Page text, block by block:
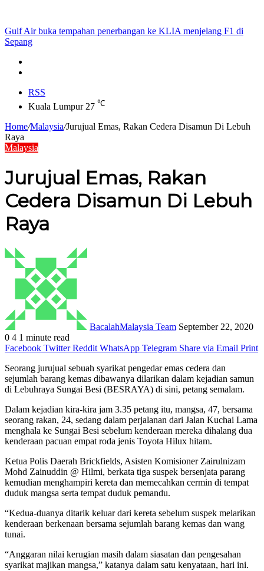
Gulf Air buka tempahan penerbangan ke KLIA menjelang F1 di
Sepang
RSS
Kuala Lumpur 27 ℃
Home/Malaysia/Jurujual Emas, Rakan Cedera Disamun Di Lebuh
Raya
Malaysia
Jurujual Emas, Rakan
Cedera Disamun Di Lebuh
Raya
BacalahMalaysia Team September 22, 2020
0 4 1 minute read
Facebook Twitter Reddit WhatsApp Telegram Share via Email Print
Seorang jurujual sebuah syarikat pengedar emas cedera dan
sejumlah barang kemas dibawanya dilarikan dalam kejadian samun
di Lebuhraya Sungai Besi (BESRAYA) di sini, petang semalam.
Dalam kejadian kira-kira jam 3.35 petang itu, mangsa, 47, bersama
seorang rakan, 24, sedang dalam perjalanan dari Jalan Kuchai Lama
menghala ke Sungai Besi sebelum kenderaan mereka dihalang dua
kenderaan pacuan empat roda jenis Toyota Hilux hitam.
Ketua Polis Daerah Brickfields, Asisten Komisioner Zairulnizam
Mohd Zainuddin @ Hilmi, berkata tiga suspek bersenjata parang
kemudian menghampiri kereta dan memecahkan cermin di tempat
duduk mangsa serta tempat duduk pemandu.
“Kedua-duanya ditarik keluar dari kereta sebelum suspek melarikan
kenderaan berkenaan bersama sejumlah barang kemas dan wang
tunai.
“Anggaran nilai kerugian masih dalam siasatan dan pengesahan
syarikat majikan mangsa,” katanya dalam satu kenyataan, hari ini.